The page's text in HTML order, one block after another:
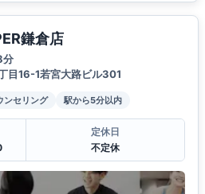
鎌倉店
分
目16-1若宮大路ビル301
ンセリング 駅から5分以内
定休日
不定休